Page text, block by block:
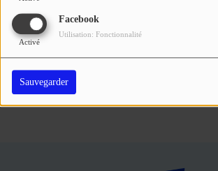
Facebook
Activé
Utilisation: Fonctionnalité
Sauvegarder